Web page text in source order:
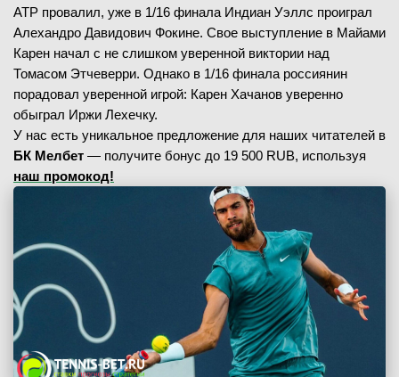
АТР провалил, уже в 1/16 финала Индиан Уэллс проиграл
Алехандро Давидович Фокине. Свое выступление в Майами
Карен начал с не слишком уверенной виктории над
Томасом Этчеверри. Однако в 1/16 финала россиянин
порадовал уверенной игрой: Карен Хачанов уверенно
обыграл Иржи Лехечку.
У нас есть уникальное предложение для наших читателей в
БК Мелбет — получите бонус до 19 500 RUB, используя
наш промокод!